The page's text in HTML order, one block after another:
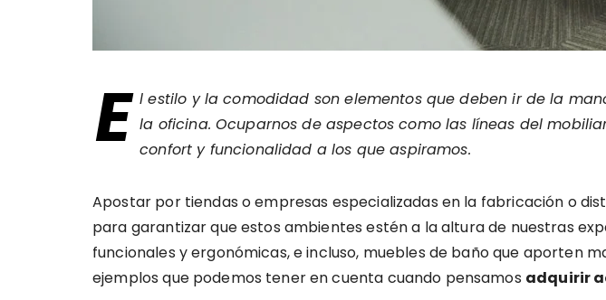
E l estilo y la comodidad son elementos que deben ir de la
la oficina. Ocuparnos de aspectos como las líneas del
confort y funcionalidad a los que aspiramos.
Apostar por tiendas o empresas especializadas en la fabricación o
para garantizar que estos ambientes estén a la altura de nuestras
funcionales y ergonómicas, e incluso, muebles de baño que aporten
ejemplos que podemos tener en cuenta cuando pensamos adquirir